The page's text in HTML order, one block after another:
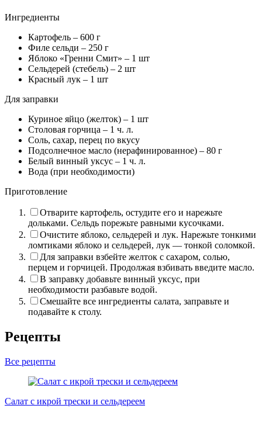
Ингредиенты
Картофель – 600 г
Филе сельди – 250 г
Яблоко «Гренни Смит» – 1 шт
Сельдерей (стебель) – 2 шт
Красный лук – 1 шт
Для заправки
Куриное яйцо (желток) – 1 шт
Столовая горчица – 1 ч. л.
Соль, сахар, перец по вкусу
Подсолнечное масло (нерафинированное) – 80 г
Белый винный уксус – 1 ч. л.
Вода (при необходимости)
Приготовление
Отварите картофель, остудите его и нарежьте
дольками. Сельдь порежьте равными кусочками.
Очистите яблоко, сельдерей и лук. Нарежьте тонкими
ломтиками яблоко и сельдерей, лук –– тонкой соломкой.
Для заправки взбейте желток с сахаром, солью,
перцем и горчицей. Продолжая взбивать введите масло.
В заправку добавьте винный уксус, при
необходимости разбавьте водой.
Смешайте все ингредиенты салата, заправьте и
подавайте к столу.
Рецепты
Все рецепты
Салат с икрой трески и сельдереем